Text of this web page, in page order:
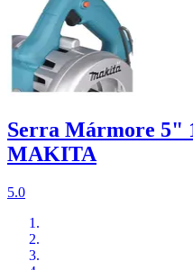
Serra Mármore 5"
MAKITA
5.0